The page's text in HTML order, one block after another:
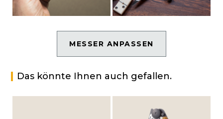
MESSER ANPASSEN
Das könnte Ihnen auch gefallen.